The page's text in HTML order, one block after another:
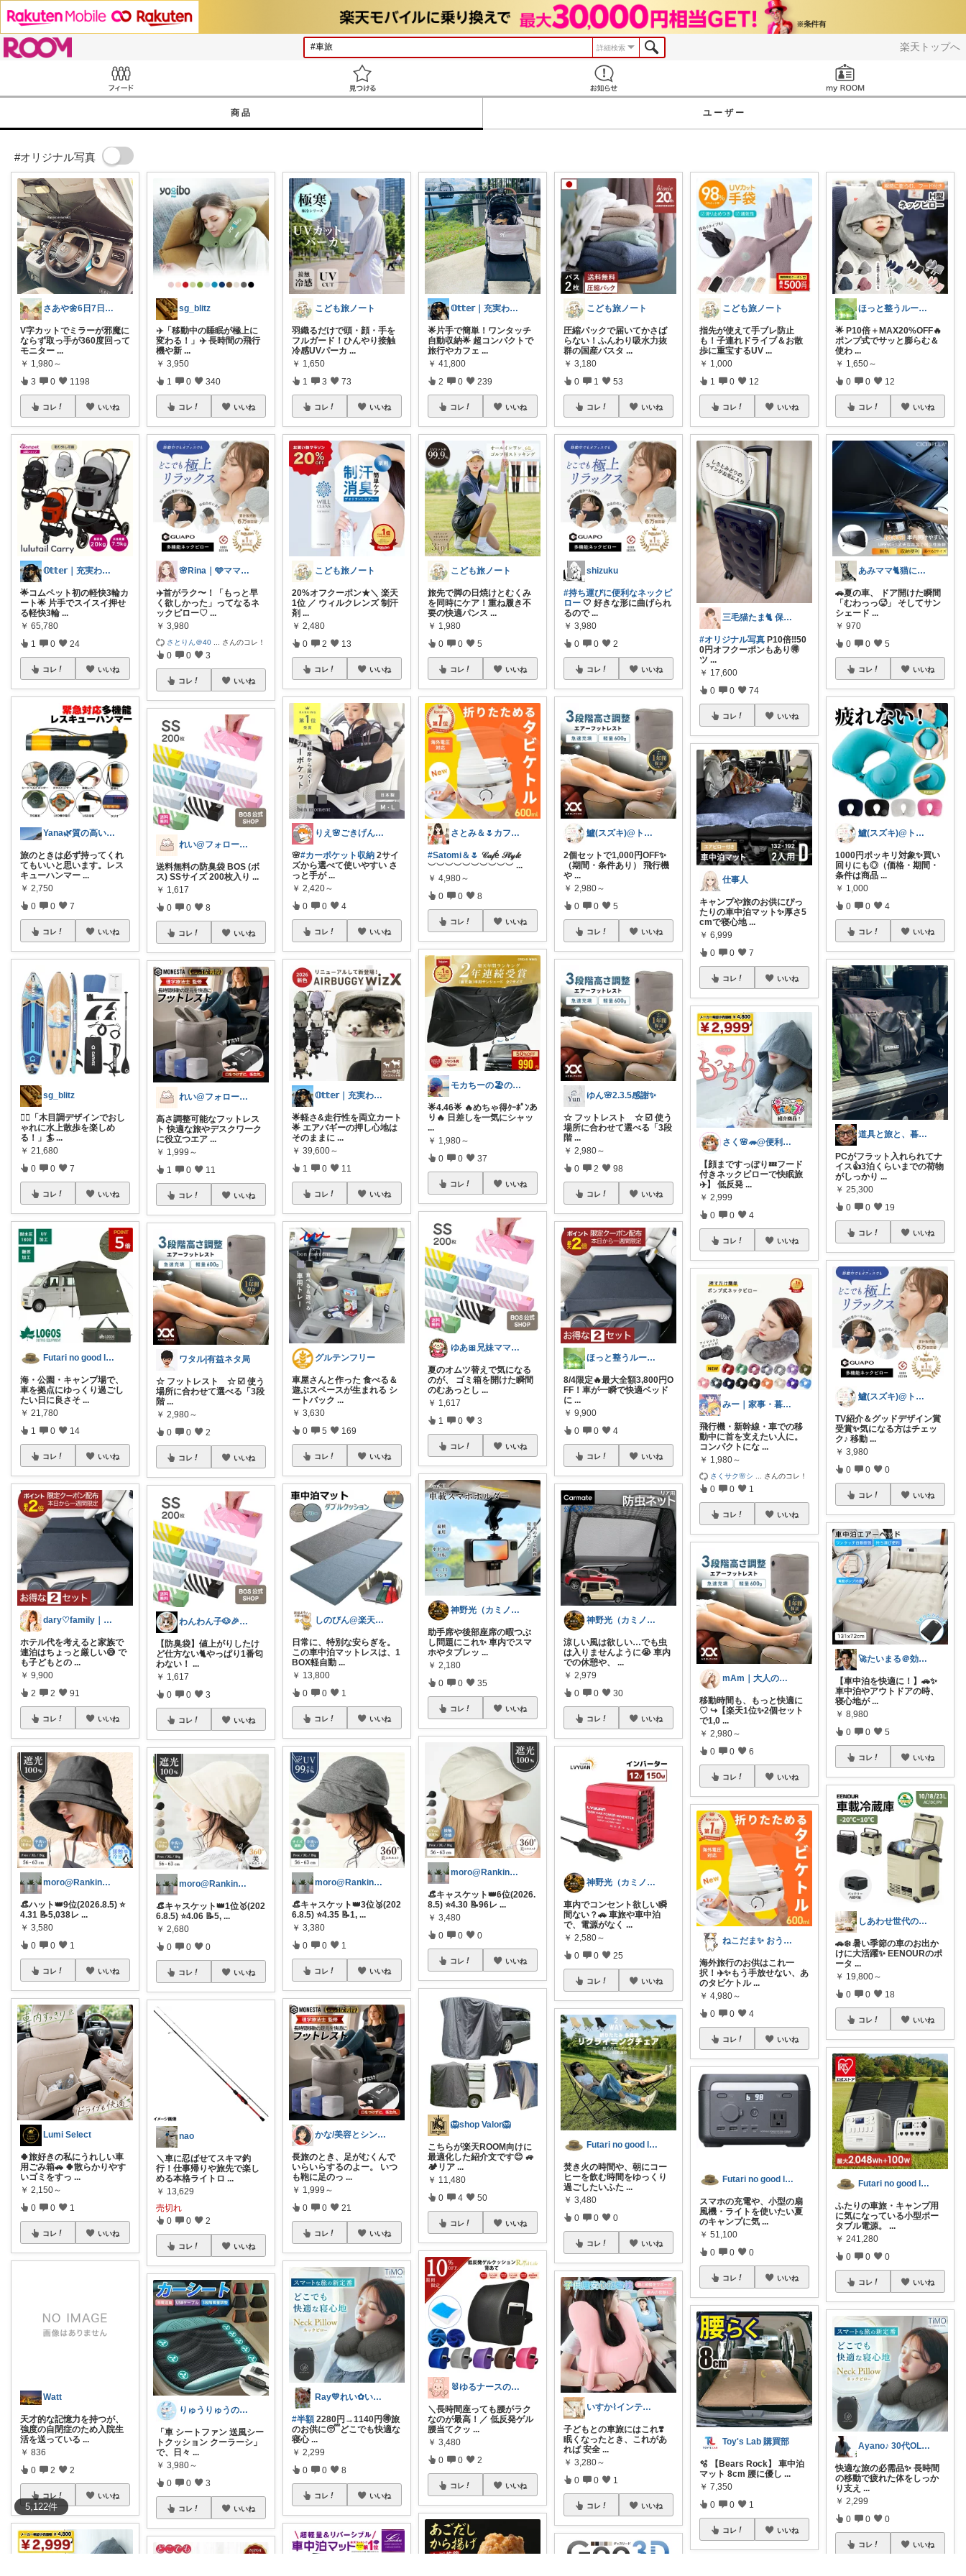
楽天トップへ
詳細検索
商品 ユーザー
#オリジナル写真
5,122件
さあや🌼6日7日有難うございます
V字カットでミラーが邪魔に
ならず取っ手が360度回って
モニター ...
￥ 1,980～
3 0 1198
コレ いいね
𝕆𝕥𝕥𝕖𝕣｜充実わんこライフ
🌟コムペット初の軽快3輪カ
ート🌟 片手でスイスイ押せ
る軽快3輪 ...
￥ 65,780
1 0 24
コレ いいね
Yana🌿質の高い暮らしのROOM
旅のときは必ず持ってくれ
てもいいと思います。レス
キューハンマー ...
￥ 2,750
0 0 7
コレ いいね
sg_blitz
🏄‍♂️「木目調デザインでおし
ゃれに水上散歩を楽しめ
る！」🏄‍ ...
￥ 21,680
0 0 7
コレ いいね
Futari no good life
海・公園・キャンプ場で、
車を拠点にゆっくり過ごし
たい日に良さそ ...
￥ 21,780
1 0 14
コレ いいね
dary♡family｜厳選アイテム✨
ホテル代を考えると家族で
連泊はちょっと厳しい😅 で
も子どもとの ...
￥ 9,900
2 2 91
コレ いいね
moro@Ranking ROOM
👒ハット👑9位(2026.8.5) ⭐
4.31 📝5,038レ ...
￥ 3,580
0 0 1
コレ いいね
Lumi Select
🍀旅好きの私にうれしい車
用ごみ箱🚗 🍀散らかりやす
いゴミをすっ ...
￥ 2,150～
0 0 1
コレ いいね
Watt
天才的な記憶力を持つが、
強度の自閉症のため入院生
活を送っている ...
￥ 836
0 2 2
コレ いいね
sg_blitz
✈️「移動中の睡眠が極上に
変わる！」✈️ 長時間の飛行
機や新 ...
￥ 3,950
1 0 340
コレ いいね
🌸Rina｜🩵ママ必見アイテム🩵
✈️首がラク〜！「もっと早
く欲しかった」ってなるネ
ックピロー♡ ...
￥ 3,980
さとりん＠40 さんのコレ！
0 0 3
コレ いいね
れい@フォロー＆経由購入感謝です♪
送料無料の防臭袋 BOS (ボ
ス) SSサイズ 200枚入り...
￥ 1,617
0 0 8
コレ いいね
れい@フォロー＆経由購入感謝です♪
高さ調整可能なフットレス
ト 快適な旅やデスクワーク
に役立つエア ...
￥ 1,999～
1 0 11
コレ いいね
ワタル|有益ネタ局
☆ フットレスト ☆ ☑️ 使う
場所に合わせて選べる「3段
階 ...
￥ 2,980～
0 0 2
コレ いいね
わんわん子🐶🎉アツイ🫠
【防臭袋】値上がりしたけ
ど仕方ない🐈やっぱり1番匂
わない！...
￥ 1,617
0 0 3
コレ いいね
moro@Ranking ROOM
👒キャスケット👑1位🥇(202
6.8.5) ⭐4.06 📝5, ...
￥ 2,680
0 0 0
コレ いいね
nao
＼車に忍ばせてスキマ釣
行！仕事帰りや旅先で楽し
める本格ライトロ ...
￥ 13,629
売切れ
0 0 2
コレ いいね
りゅうりゅうの秘密の宝箱
「車 シートファン 送風シー
トクッション クーラーシ」
で、日々 ...
￥ 3,980～
0 0 3
コレ いいね
こども旅ノート
羽織るだけで頭・顔・手を
フルガード！ひんやり接触
冷感UVパーカ ...
￥ 1,650
1 3 73
コレ いいね
こども旅ノート
20%オフクーポン★＼ 楽天
1位 ／ ウィルクレンズ 制汗
剤...
￥ 2,480
0 2 13
コレ いいね
りえ🌸ごきげんな暮らし🏠🌿
🌸#カーポケット収納 2サイ
ズから選べて使いやすい さ
っと手が ...
￥ 2,420～
0 0 4
コレ いいね
𝕆𝕥𝕥𝕖𝕣｜充実わんこライフ
🌟軽さ&走行性を両立カート
🌟 エアバギーの押し心地は
そのままに ...
￥ 39,600～
1 0 11
コレ いいね
グルテンフリー
車屋さんと作った 食べる＆
遊ぶスペースが生まれる シ
ートバック ...
￥ 3,630
0 5 169
コレ いいね
しのびん@楽天Room
日常に、特別な安らぎを。
この車中泊マットレスは、1
BOX軽自動 ...
￥ 13,800
0 0 1
コレ いいね
moro@Ranking ROOM
👒キャスケット👑3位🥉(202
6.8.5) ⭐4.35 📝1, ...
￥ 3,380
0 0 1
コレ いいね
かな/美容とシンプルでおしゃれな暮らし
長旅のとき、足がむくんで
いらいらするのよー。 いつ
も鞄に足のっ ...
￥ 1,999～
0 0 21
コレ いいね
Ray💛れい︎✿いつもありがとう❁¨̮
#半額 2280円→1140円🉐旅
のお供に😴どこでも快適な
寝心 ...
￥ 2,299
0 0 8
コレ いいね
𝕆𝕥𝕥𝕖𝕣｜充実わんこライフ
🌟片手で簡単！ワンタッチ
自動収納🌟 超コンパクトで
旅行やカフェ ...
￥ 41,800
2 0 239
コレ いいね
こども旅ノート
旅先で脚の日焼けとむくみ
を同時にケア！重ね履き不
要の快適パンス ...
￥ 1,980
0 0 5
コレ いいね
さとみ＆🌷カフェと素敵なもの☕️🌿
#Satomi＆🌷 𝒞𝒶𝒻é 𝒮𝓉𝓎𝓁𝑒
︶︶︶︶︶︶︶︶︶︶ ...
￥ 4,980～
0 0 8
コレ いいね
モカちーの🏖️のんびりライフ🐈✨
🌟4.46🌟 🔥めちゃ得ｸｰﾎﾟﾝあ
り🔥 日差しを一気にシャッ
...
￥ 1,980～
0 0 37
コレ いいね
ゆあ🎀兄妹ママの育児と暮らし
夏のオムツ替えで気になる
のが、 ゴミ箱を開けた瞬間
のむあっとし ...
￥ 1,617
1 0 3
コレ いいね
神野光（カミノヒカリ）
助手席や後部座席の暇つぶ
し問題にこれ✨ 車内でスマ
ホやタブレッ ...
￥ 2,180
0 0 35
コレ いいね
moro@Ranking ROOM
👒キャスケット👑6位(2026.
8.5) ⭐4.30 📝96レ ...
￥ 3,480
0 0 0
コレ いいね
🦁shop Valor🦁
こちらが楽天ROOM向けに
最適化した紹介文です😊 🚙
🏕️リア ...
￥ 11,480
0 4 50
コレ いいね
🐰ゆるナースの愛用品ROOM🐰
＼長時間座っても腰がラク
なのが最高！／ 低反発ゲル
腰当てクッ ...
￥ 3,480
0 0 2
コレ いいね
こども旅ノート
圧縮パックで届いてかさば
らない！ふんわり吸水力抜
群の国産バスタ ...
￥ 3,180
0 1 53
コレ いいね
shizuku
#持ち運びに便利なネックピ
ロー 🤍 好きな形に曲げられ
るので ...
￥ 3,980
0 0 2
コレ いいね
鱸(スズキ)@トラベルグッズ
2個セットで1,000円OFF✨
（期間・条件あり） 飛行機
や ...
￥ 2,980～
0 0 5
コレ いいね
ゆん🌸2.3.5感謝✨
☆ フットレスト ☆ ☑️ 使う
場所に合わせて選べる「3段
階 ...
￥ 2,980～
0 2 98
コレ いいね
ほっと整うルーム🌿
8/4限定🔥最大全額3,800円O
FF！車が一瞬で快適ベッド
に ...
￥ 9,900
0 0 4
コレ いいね
神野光（カミノヒカリ）
涼しい風は欲しい…でも虫
は入りませんように😭 車内
での休憩や、
...
￥ 2,979
0 0 30
コレ いいね
神野光（カミノヒカリ）
車内でコンセント欲しい瞬
間ない？🚗 車旅や車中泊
で、電源がなく ...
￥ 2,580～
0 0 25
コレ いいね
Futari no good life
焚き火の時間や、朝にコー
ヒーを飲む時間をゆっくり
過ごしたいふた ...
￥ 3,480
0 0 0
コレ いいね
いすか⌇インテリア好きオカン
子どもとの車旅にはこれ❣️
眠くなったとき、これがあ
れば 安全 ...
￥ 3,280～
0 0 1
コレ いいね
こども旅ノート
指先が使えて手ブレ防止
も！子連れドライブ＆お散
歩に重宝するUV ...
￥ 1,000
1 0 12
コレ いいね
三毛猫たま🐈 保育士⭐️健康オタク
#オリジナル写真 P10倍‼️50
0円オフクーポンもあり🉐
ツ ...
￥ 17,600
0 0 74
コレ いいね
仕事人
キャンプや旅のお供にぴっ
たりの車中泊マット✨厚さ5
cmで寝心地 ...
￥ 6,999
0 0 7
コレ いいね
さく🌸🦔@便利でかわいいを探す旅
【顔まですっぽり💤フード
付きネックピローで快眠旅
✈️】 低反発 ...
￥ 2,999
0 0 4
コレ いいね
みー｜家事・暮らしの便利品
飛行機・新幹線・車での移
動中に首を支えたい人に。
コンパクトにな ...
￥ 1,980～
さくサク🌸シ さんのコレ！
0 0 1
コレ いいね
mAm｜大人のご褒美セレクト
移動時間も、もっと快適に
♡ ↪︎【楽天1位✨2個セット
で1,0 ...
￥ 2,980～
0 0 6
コレ いいね
ねこだま✨ おうち時間充実ROOM🐾
海外旅行のお供はこれ一
択！✈️✨もう手放せない、あ
のタビケトル ...
￥ 4,980～
0 0 4
コレ いいね
Futari no good life
スマホの充電や、小型の扇
風機・ライトを使いたい夏
のキャンプに気 ...
￥ 51,100
0 0 0
コレ いいね
Toy's Lab 購買部
🫧 【Bears Rock】 車中泊
マット 8cm 腰に優し ...
￥ 7,350
0 0 1
コレ いいね
ほっと整うルーム🌿
🌟 P10倍＋MAX20%OFF🔥
ポンプ式でサッと膨らむ＆
使わ ...
￥ 1,650～
0 0 12
コレ いいね
あみママ🐈猫に起こされた日は朝コレ派
🚗夏の車、 ドア開けた瞬間
「むわっっ🥵」 そしてサン
シェード ...
￥ 970
0 0 5
コレ いいね
鱸(スズキ)@トラベルグッズ
1000円ポッキリ対象✨買い
回りにも◎（価格・期間・
条件は商品 ...
￥ 1,000
0 0 4
コレ いいね
道具と旅と、暮らしの余白
PCがフラット入れられてナ
イス👍3泊くらいまでの荷物
がしっかり ...
￥ 25,300
0 0 19
コレ いいね
鱸(スズキ)@トラベルグッズ
TV紹介＆グッドデザイン賞
受賞✨気になる方はチェッ
ク♪ 移動 ...
￥ 3,980
0 0 0
コレ いいね
🚀たいまる＠効率至上主義のセレクトニキ
【車中泊を快適に！】🚗✨
車中泊やアウトドアの時、
寝心地が ...
￥ 8,980
0 0 5
コレ いいね
しあわせ世代のおすすめ便
🚗❄️ 暑い季節の車のお出か
けに大活躍✨ EENOURのポ
ータ ...
￥ 19,800～
0 0 18
コレ いいね
Futari no good life
ふたりの車旅・キャンプ用
に気になっている小型ポー
タブル電源。...
￥ 241,280
0 0 0
コレ いいね
Ayano♪ 30代OLファッション
快適な旅の必需品✨ 長時間
の移動で疲れた体をしっか
り支え ...
￥ 2,299
0 0 0
コレ いいね